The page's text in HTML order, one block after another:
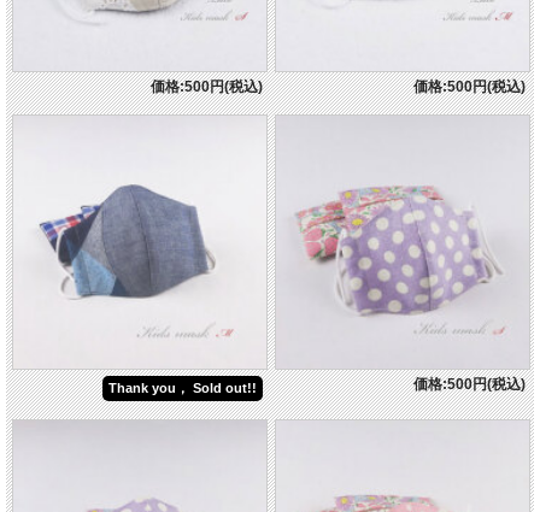
価格:500円(税込) 価格:500円(税込)
Thank you， Sold out!! 価格:500円(税込)